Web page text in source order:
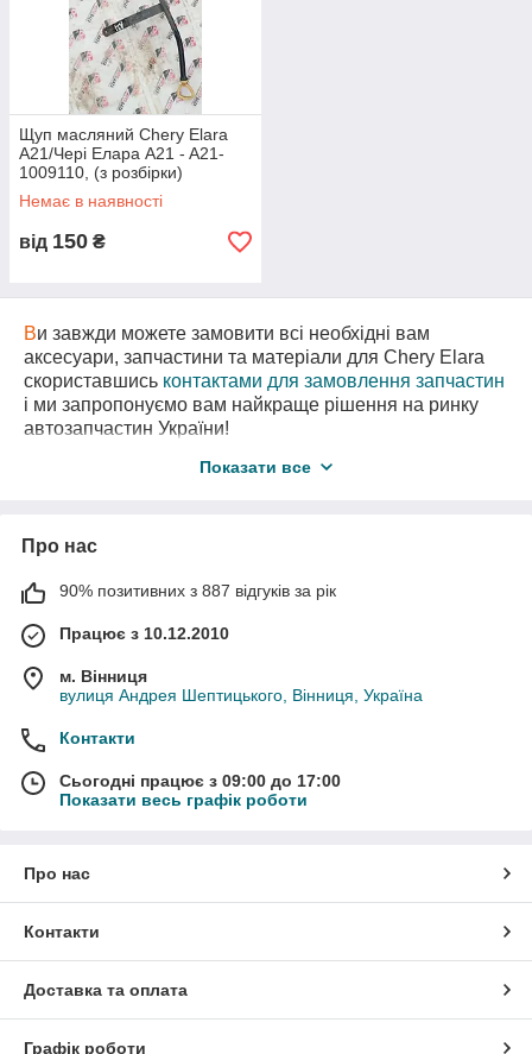
Щуп масляний Chery Elara
A21/Чері Елара A21 - A21-
1009110, (з розбірки)
Немає в наявності
від 150 ₴
Ви завжди можете замовити всі необхідні вам
аксесуари, запчастини та матеріали для Chery Elara
скориставшись контактами для замовлення запчастин
і ми запропонуємо вам найкраще рішення на ринку
автозапчастин України!
для Чері А21 за самими вигідними
Показати все
Про нас
90% позитивних з 887 відгуків за рік
Працює з 10.12.2010
м. Вінниця
вулиця Андрея Шептицького, Вінниця, Україна
Контакти
Сьогодні працює з 09:00 до 17:00
Показати весь графік роботи
Про нас
Контакти
Доставка та оплата
Графік роботи